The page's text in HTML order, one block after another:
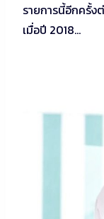
รายการนี้อีกครั้ง
เมื่อปี 2018…